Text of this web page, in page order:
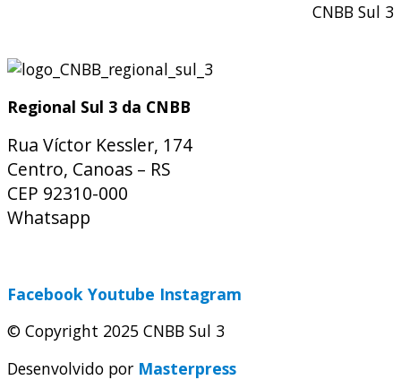
CNBB Sul 3
Regional Sul 3 da CNBB
Rua Víctor Kessler, 174
Centro, Canoas – RS
CEP 92310-000
Whatsapp
Facebook Youtube Instagram
© Copyright 2025 CNBB Sul 3
Desenvolvido por Masterpress